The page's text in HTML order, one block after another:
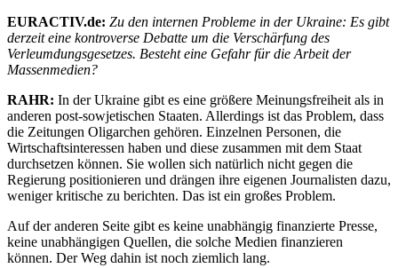
EURACTIV.de: Zu den internen Probleme in der Ukraine: Es gibt
derzeit eine kontroverse Debatte um die Verschärfung des
Verleumdungsgesetzes. Besteht eine Gefahr für die Arbeit der
Massenmedien?
RAHR: In der Ukraine gibt es eine größere Meinungsfreiheit als in
anderen post-sowjetischen Staaten. Allerdings ist das Problem, dass
die Zeitungen Oligarchen gehören. Einzelnen Personen, die
Wirtschaftsinteressen haben und diese zusammen mit dem Staat
durchsetzen können. Sie wollen sich natürlich nicht gegen die
Regierung positionieren und drängen ihre eigenen Journalisten dazu,
weniger kritische zu berichten. Das ist ein großes Problem.
Auf der anderen Seite gibt es keine unabhängig finanzierte Presse,
keine unabhängigen Quellen, die solche Medien finanzieren
können. Der Weg dahin ist noch ziemlich lang.